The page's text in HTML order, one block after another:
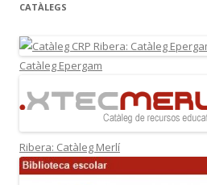
CATÀLEGS
Catàleg Epergam
Ribera: Catàleg Merlí